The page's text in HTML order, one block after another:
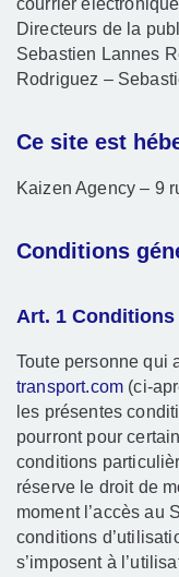
courrier
Directeurs de la
Sebastien Lannes
Rodriguez –
Ce site est
Kaizen Agency – 9
Conditions
Art. 1 Conditions
Toute personne qui
transport.com (ci-
les présentes
pourront pour
conditions
réserve le droit de
moment l’accès au
conditions
s’imposent à